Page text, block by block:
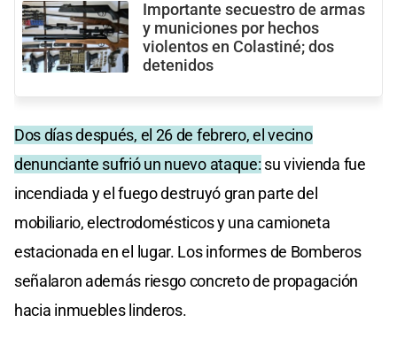
Importante secuestro de armas
y municiones por hechos
violentos en Colastiné; dos
detenidos
Dos días después, el 26 de febrero, el vecino
denunciante sufrió un nuevo ataque: su vivienda fue
incendiada y el fuego destruyó gran parte del
mobiliario, electrodomésticos y una camioneta
estacionada en el lugar. Los informes de Bomberos
señalaron además riesgo concreto de propagación
hacia inmuebles linderos.